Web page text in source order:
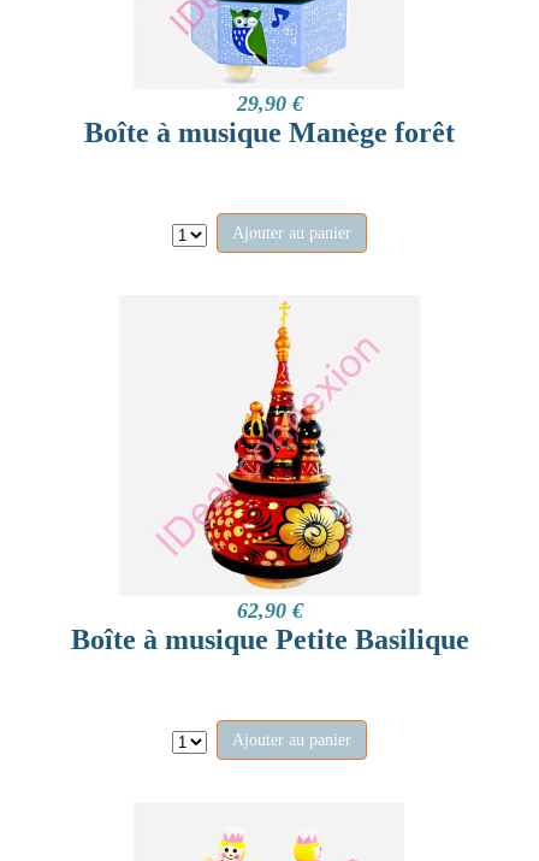
29,90 €
Boîte à musique Manège forêt
Ajouter au panier
62,90 €
Boîte à musique Petite Basilique
Ajouter au panier